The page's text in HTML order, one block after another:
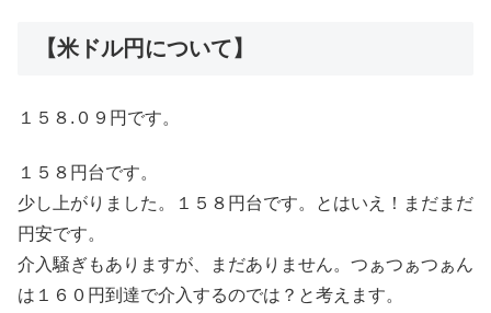
【米ドル円について】
１５８.０９円です。
１５８円台です。
少し上がりました。１５８円台です。とはいえ！まだまだ
円安です。
介入騒ぎもありますが、まだありません。つぁつぁつぁん
は１６０円到達で介入するのでは？と考えます。